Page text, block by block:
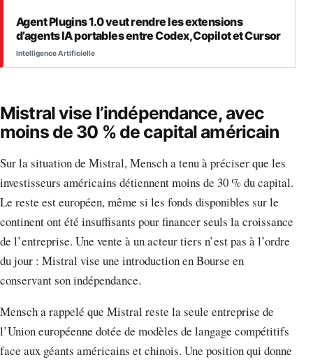
Agent Plugins 1.0 veut rendre les extensions
d’agents IA portables entre Codex, Copilot et Cursor
Intelligence Artificielle
Mistral vise l’indépendance, avec
moins de 30 % de capital américain
Sur la situation de Mistral, Mensch a tenu à préciser que les
investisseurs américains détiennent moins de 30 % du capital.
Le reste est européen, même si les fonds disponibles sur le
continent ont été insuffisants pour financer seuls la croissance
de l’entreprise. Une vente à un acteur tiers n’est pas à l’ordre
du jour : Mistral vise une introduction en Bourse en
conservant son indépendance.
Mensch a rappelé que Mistral reste la seule entreprise de
l’Union européenne dotée de modèles de langage compétitifs
face aux géants américains et chinois. Une position qui donne